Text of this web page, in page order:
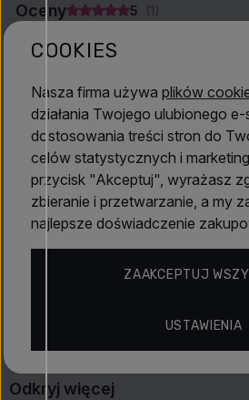
świeżycharomatyczno-wodnych
zakończeniem.
Oceny 5 (1)
Mea
Zapach został stworzony przez
Sereni. To zapach z 2025 roku,
nowy. To długotrwały, letni
wodne i kwiatowe nadają mu
klimat. Wystarczy spryskać się
polecam. Zapach jest
Odkryj więcej
COOKIES
Nasza firma używaplików
działania Twojego ulubionego e-
dostosowania treści stron do
celów statystycznych i
przycisk "Akceptuj", wyrażasz
zbieranie i przetwarzanie, a my
najlepsze doświadczenie
USTAWIENIA
ZAAKCEPTUJ